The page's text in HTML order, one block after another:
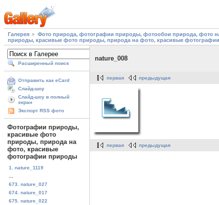
Галерея
Фото природа, фотографии природы, фотообои природа, фото
природы, красивые фото природы, природа на фото, красивые
Расширенный поиск
Отправить как eCard
Слайд-шоу
Слайд-шоу в полный
экран
Экспорт RSS фото
Фотографии природы,
красивые фото
природы, природа на
фото, красивые
фотографии природы
1. nature_1119
673. nature_027
674. nature_017
675. nature_022
nature_008
первая предыдущая
первая предыдущая